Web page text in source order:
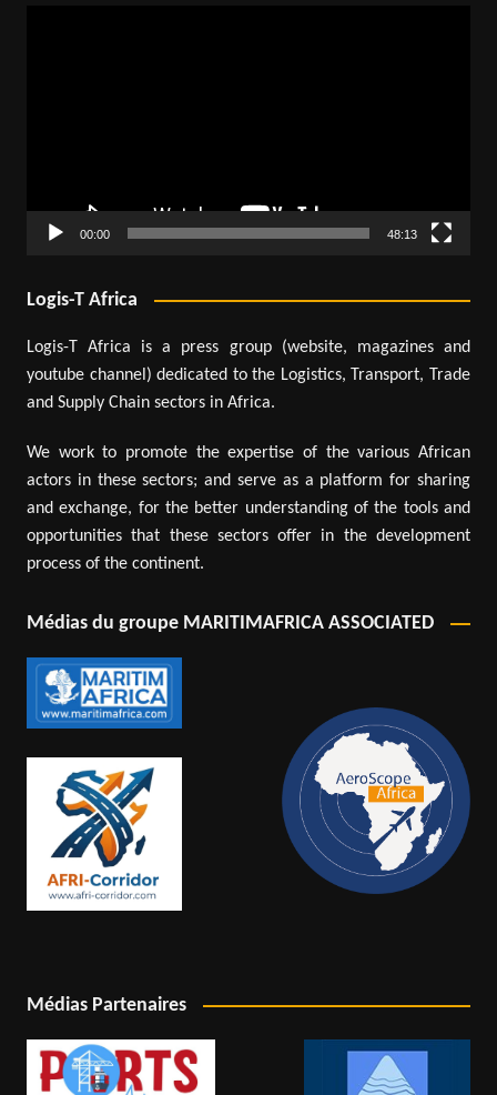
00:00 48:13
Logis-T Africa
Logis-T Africa is a press group (website, magazines and
youtube channel) dedicated to the Logistics, Transport, Trade
and Supply Chain sectors in Africa.
We work to promote the expertise of the various African
actors in these sectors; and serve as a platform for sharing
and exchange, for the better understanding of the tools and
opportunities that these sectors offer in the development
process of the continent.
Médias du groupe MARITIMAFRICA ASSOCIATED
Médias Partenaires